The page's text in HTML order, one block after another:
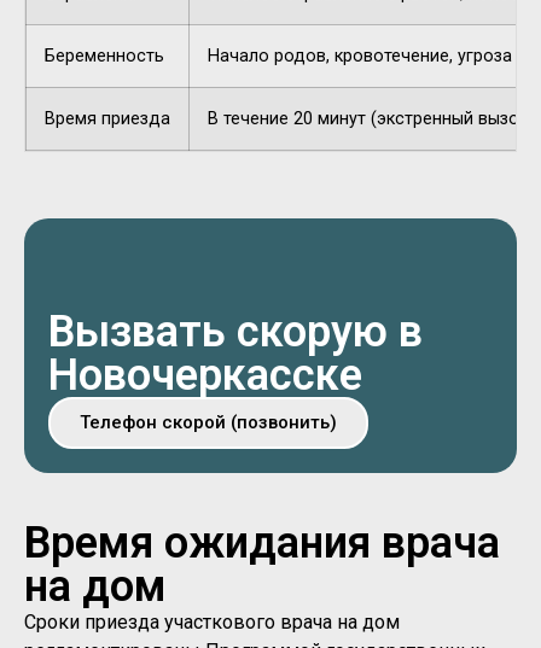
Беременность Начало родов, кровотечение, угроза
Время приезда В течение 20 минут (экстренный вызов).
Вызвать скорую в
Новочеркасске
Телефон скорой (позвонить)
Время ожидания врача
на дом
Сроки приезда участкового врача на дом